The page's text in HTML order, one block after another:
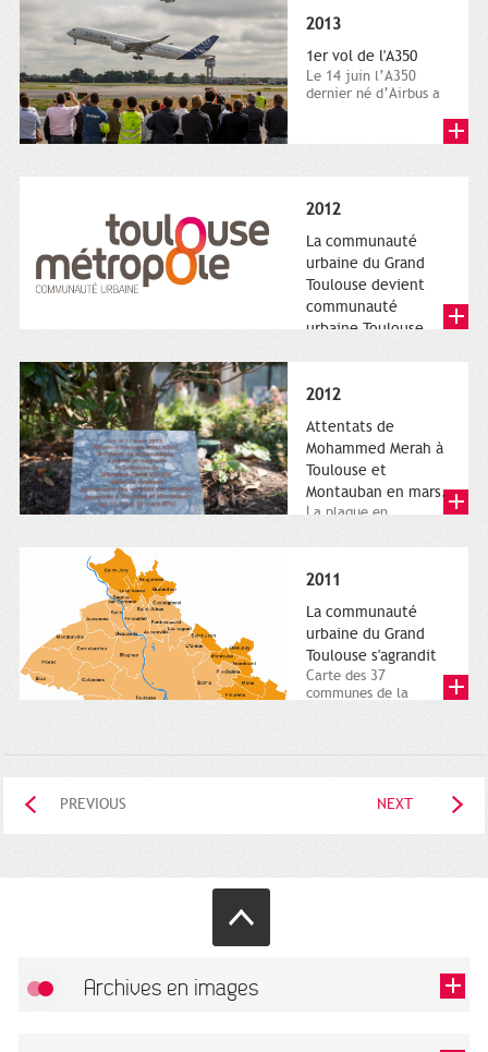
2013
1er vol de l'A350
Le 14 juin l’A350
dernier né d’Airbus a
2012
La communauté
urbaine du Grand
Toulouse devient
communauté
urbaine Toulouse
Métropole,
représentant l'anneau
de Moëbius.
2012
Attentats de
Mohammed Merah à
Toulouse et
Montauban en mars.
La plaque en
Charles-de-Gaulle.
2011
La communauté
urbaine du Grand
Toulouse s'agrandit
Carte des 37
communes de la
PREVIOUS NEXT
Archives en images